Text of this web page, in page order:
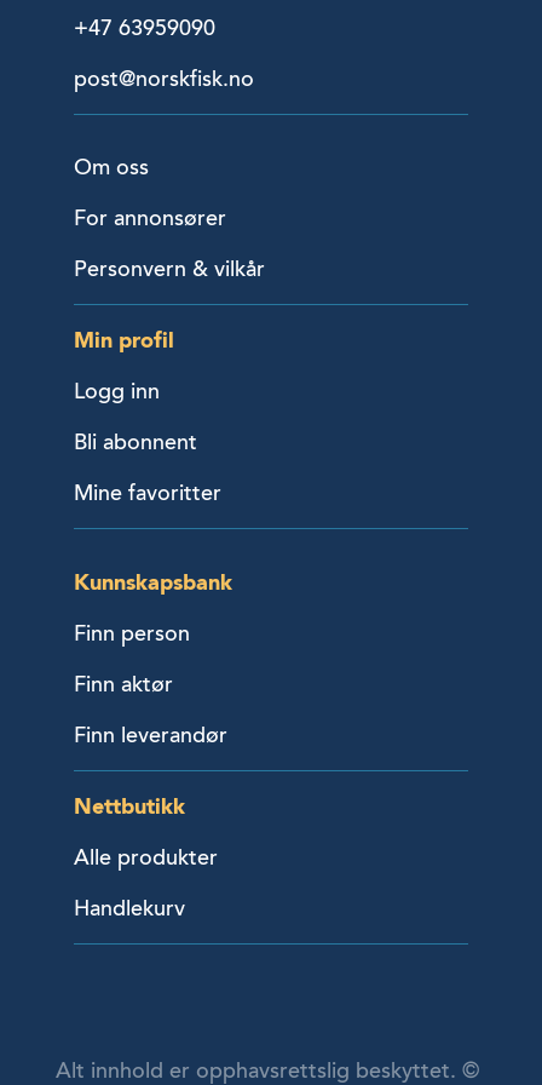
+47 63959090
post@norskfisk.no
Om oss
For annonsører
Personvern & vilkår
Min profil
Logg inn
Bli abonnent
Mine favoritter
Kunnskapsbank
Finn person
Finn aktør
Finn leverandør
Nettbutikk
Alle produkter
Handlekurv
Alt innhold er opphavsrettslig beskyttet. ©